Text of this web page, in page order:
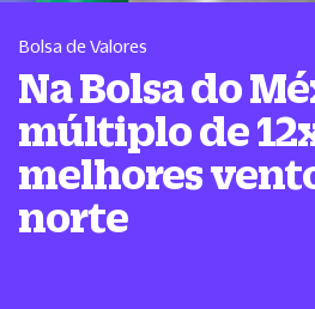
Bolsa de Valores
Na Bolsa do
múltiplo de
melhores
norte